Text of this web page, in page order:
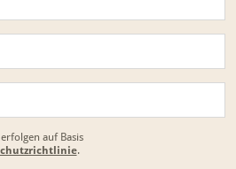
auf Basis
.